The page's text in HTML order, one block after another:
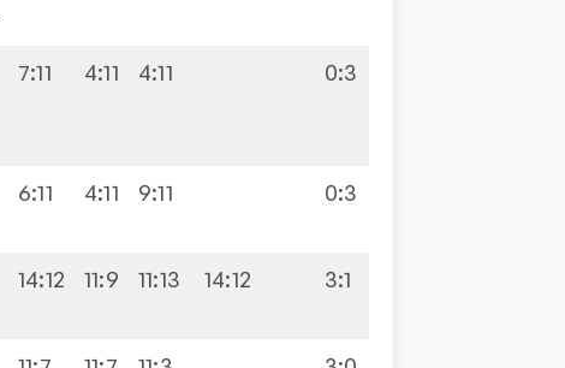
7:11 4:11 4:11 0:3
6:11 4:11 9:11 0:3
14:12 11:9 11:13 14:12 3:1